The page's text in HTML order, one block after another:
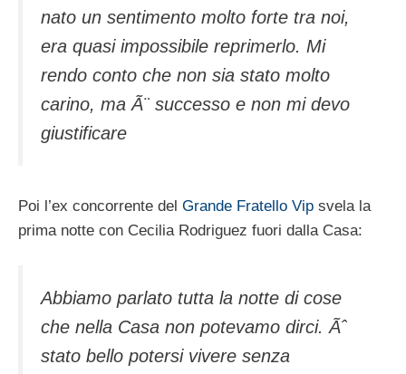
nato un sentimento molto forte tra noi,
era quasi impossibile reprimerlo. Mi
rendo conto che non sia stato molto
carino, ma Ã¨ successo e non mi devo
giustificare
Poi l’ex concorrente del Grande Fratello Vip svela la
prima notte con Cecilia Rodriguez fuori dalla Casa:
Abbiamo parlato tutta la notte di cose
che nella Casa non potevamo dirci. Ãˆ
stato bello potersi vivere senza